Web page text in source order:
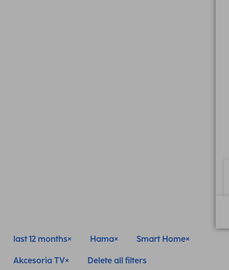
last 12 months Hama Smart Home
Akcesoria TV Delete all filters